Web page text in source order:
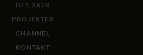
DET SKER
PROJEKTER
CHANNEL
KONTAKT